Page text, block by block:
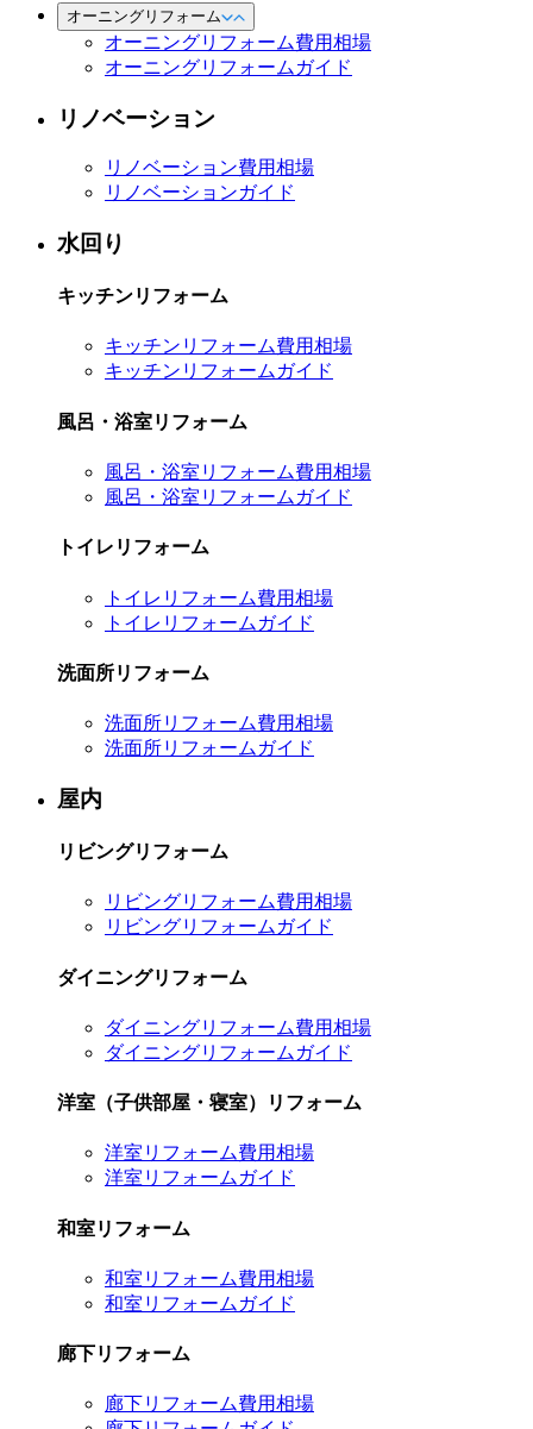
オーニングリフォーム
オーニングリフォーム費用相場
オーニングリフォームガイド
リノベーション
リノベーション費用相場
リノベーションガイド
水回り
キッチンリフォーム
キッチンリフォーム費用相場
キッチンリフォームガイド
風呂・浴室リフォーム
風呂・浴室リフォーム費用相場
風呂・浴室リフォームガイド
トイレリフォーム
トイレリフォーム費用相場
トイレリフォームガイド
洗面所リフォーム
洗面所リフォーム費用相場
洗面所リフォームガイド
屋内
リビングリフォーム
リビングリフォーム費用相場
リビングリフォームガイド
ダイニングリフォーム
ダイニングリフォーム費用相場
ダイニングリフォームガイド
洋室（子供部屋・寝室）リフォーム
洋室リフォーム費用相場
洋室リフォームガイド
和室リフォーム
和室リフォーム費用相場
和室リフォームガイド
廊下リフォーム
廊下リフォーム費用相場